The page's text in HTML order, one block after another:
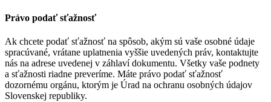
Právo podať sťažnosť
Ak chcete podať sťažnosť na spôsob, akým sú vaše osobné údaje
spracúvané, vrátane uplatnenia vyššie uvedených práv, kontaktujte
nás na adrese uvedenej v záhlaví dokumentu. Všetky vaše podnety
a sťažnosti riadne preveríme. Máte právo podať sťažnosť
dozornému orgánu, ktorým je Úrad na ochranu osobných údajov
Slovenskej republiky.